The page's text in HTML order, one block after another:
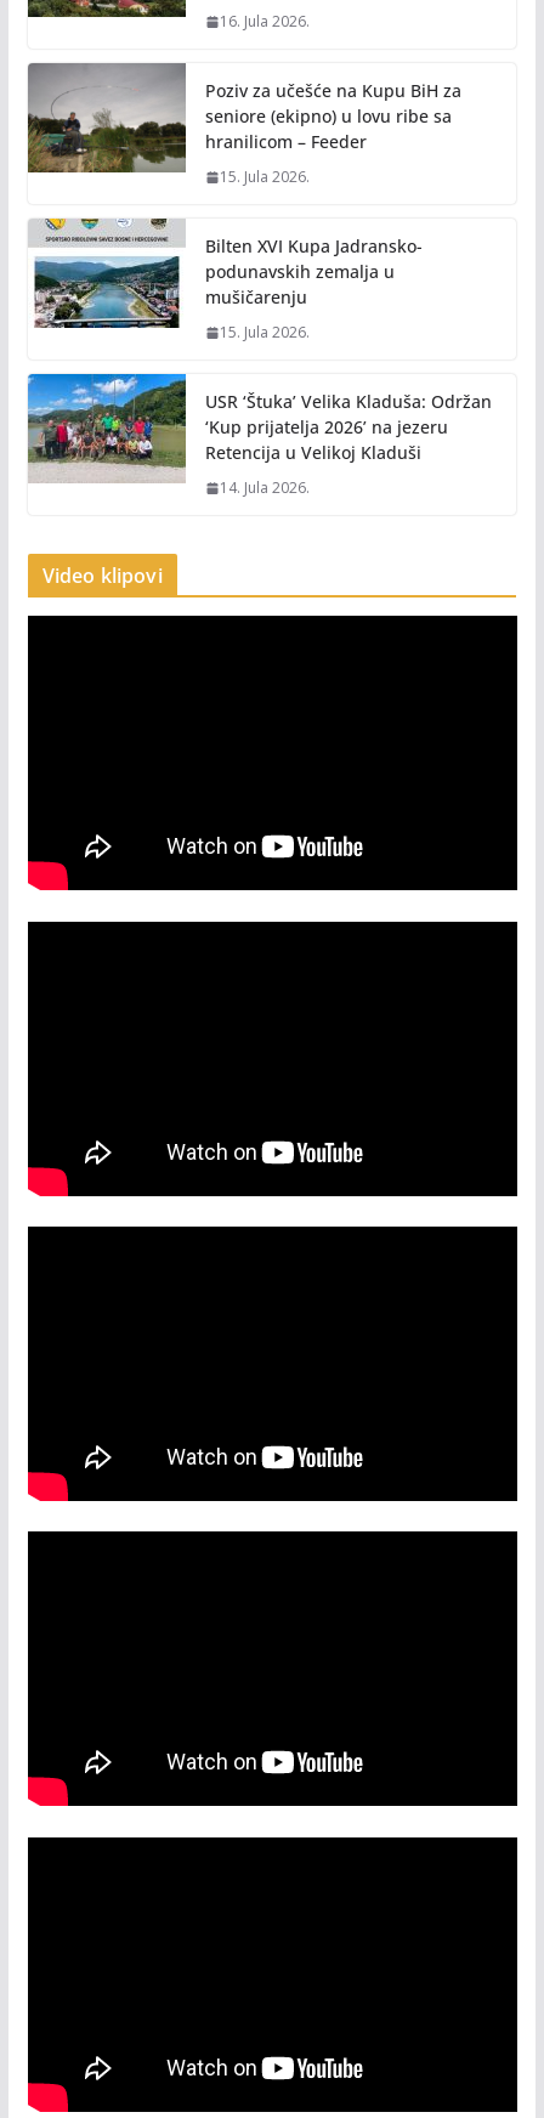
16. Jula 2026.
Poziv za učešće na Kupu BiH za
seniore (ekipno) u lovu ribe sa
hranilicom – Feeder
15. Jula 2026.
Bilten XVI Kupa Jadransko-
podunavskih zemalja u
mušičarenju
15. Jula 2026.
USR ‘Štuka’ Velika Kladuša: Održan
‘Kup prijatelja 2026’ na jezeru
Retencija u Velikoj Kladuši
14. Jula 2026.
Video klipovi